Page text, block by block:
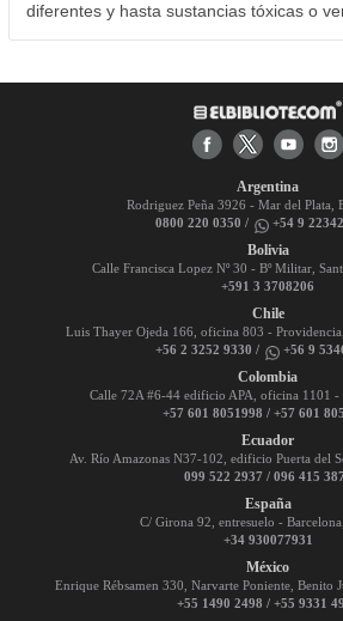
diferentes y hasta sustancias tóxicas o
Argentina
Rodriguez Peña 3926 - Mar del Plata,
0800 220 0350 /
+54 9
Bolivia
Calle Francisca Lopez Nº 30 - Bº Militar,
+591 3 3708206
Chile
Luis Thayer Ojeda 166, oficina 803 -
+56 2 3252 9330 /
+56 9
Colombia
Calle 72A #6-44 edificio APA, oficina 1101 -
+57 601 8051998 / +57 601
Ecuador
Av. Río Amazonas N37-102, edificio Puerta del
099 522 2937 / 096 415
España
C/ Girona 92, entresuelo -
+34 930077931
México
Enrique Rébsamen 330, Narvarte Poniente, Benito
+55 1490 2498 / +55 9331